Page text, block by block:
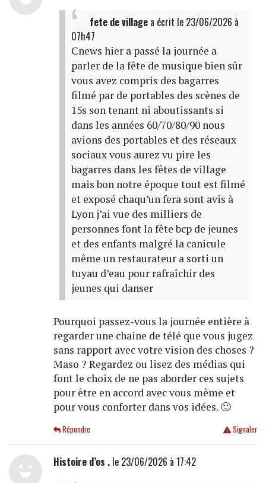
fete de villagea écrit le 23/06/2026 à
07h47
Cnews hier a passé la journée a
parler de la fête de musique bien sûr
vous avez compris des bagarres
filmé par de portables des scènes de
15s son tenant ni aboutissants si
dans les années 60/70/80/90 nous
avions des portables et des réseaux
sociaux vous aurez vu pire les
bagarres dans les fêtes de village
mais bon notre époque tout est filmé
et exposé chaqu’un fera sont avis à
Lyon j’ai vue des milliers de
personnes font la fête bcp de jeunes
et des enfants malgré la canicule
même un restaurateur a sorti un
tuyau d’eau pour rafraîchir des
jeunes qui danser
Pourquoi passez-vous la journée entière à
regarder une chaine de télé que vous jugez
sans rapport avec votre vision des choses ?
Maso ? Regardez ou lisez des médias qui
font le choix de ne pas aborder ces sujets
pour être en accord avec vous même et
pour vous conforter dans vos idées. 🙂
Signaler
Répondre
Histoire d’os .le 23/06/2026 à 17:42